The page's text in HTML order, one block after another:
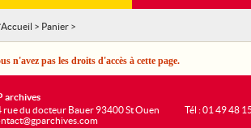
Accueil > Panier >
n'avez pas les droits d'accès à cette page.
archives
rue du docteur Bauer 93400 St Ouen
Tél : 01 49 48